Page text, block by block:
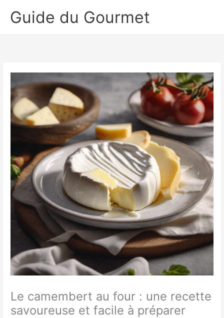
Guide du Gourmet
Le camembert au four : une recette
savoureuse et facile à préparer